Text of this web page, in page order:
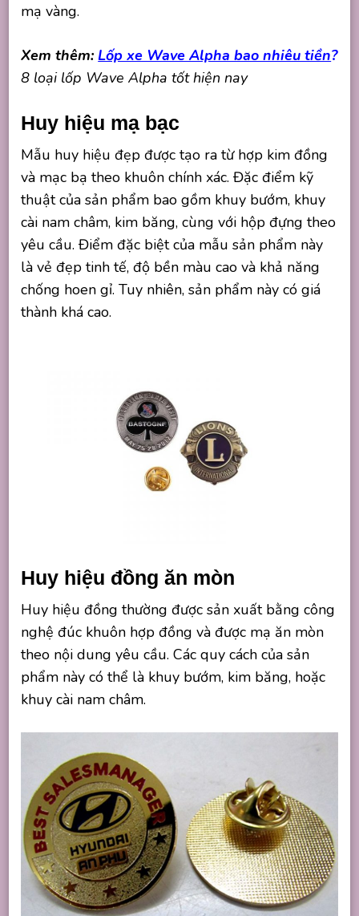
mạ vàng.
Xem thêm: Lốp xe Wave Alpha bao nhiêu tiền?
8 loại lốp Wave Alpha tốt hiện nay
Huy hiệu mạ bạc
Mẫu huy hiệu đẹp được tạo ra từ hợp kim đồng
và mạc bạ theo khuôn chính xác. Đặc điểm kỹ
thuật của sản phẩm bao gồm khuy bướm, khuy
cài nam châm, kim băng, cùng với hộp đựng theo
yêu cầu. Điểm đặc biệt của mẫu sản phẩm này
là vẻ đẹp tinh tế, độ bền màu cao và khả năng
chống hoen gỉ. Tuy nhiên, sản phẩm này có giá
thành khá cao.
Huy hiệu đồng ăn mòn
Huy hiệu đồng thường được sản xuất bằng công
nghệ đúc khuôn hợp đồng và được mạ ăn mòn
theo nội dung yêu cầu. Các quy cách của sản
phẩm này có thể là khuy bướm, kim băng, hoặc
khuy cài nam châm.